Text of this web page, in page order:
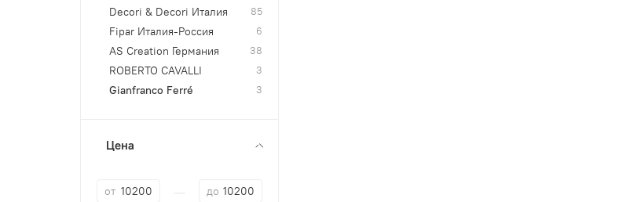
Decori & Decori Италия 85
Fipar Италия-Россия 6
AS Creation Германия 38
ROBERTO CAVALLI 3
Gianfranco Ferré 3
Цена
от до